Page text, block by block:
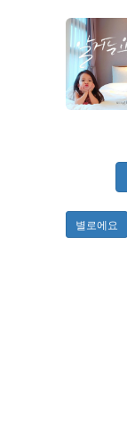
별로에요